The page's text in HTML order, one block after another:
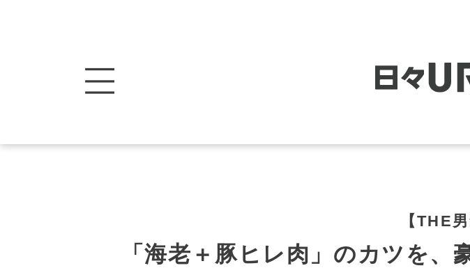
【THE
「海老＋豚ヒレ肉」のカツを